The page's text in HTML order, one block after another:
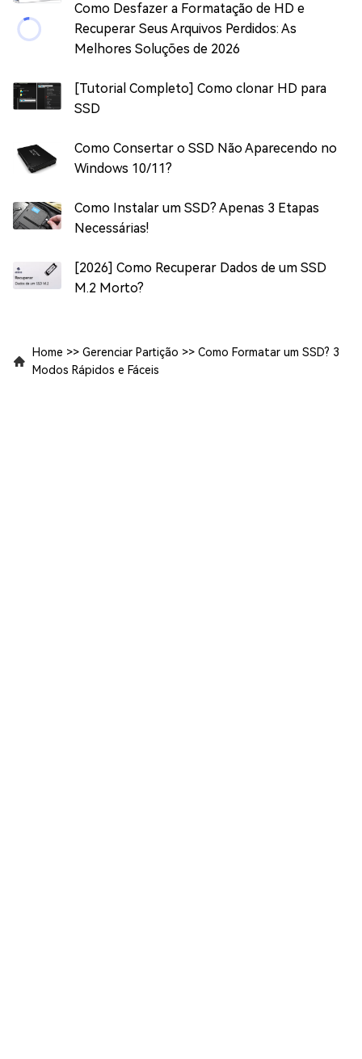
Como Desfazer a Formatação de HD e
Recuperar Seus Arquivos Perdidos: As
Melhores Soluções de 2026
[Tutorial Completo] Como clonar HD para
SSD
Como Consertar o SSD Não Aparecendo no
Windows 10/11?
Como Instalar um SSD? Apenas 3 Etapas
Necessárias!
[2026] Como Recuperar Dados de um SSD
M.2 Morto?
Home >> Gerenciar Partição >> Como Formatar um SSD? 3
Modos Rápidos e Fáceis